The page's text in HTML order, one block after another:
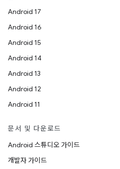
Android 17
Android 16
Android 15
Android 14
Android 13
Android 12
Android 11
문서 및 다운로드
Android 스튜디오 가이드
개발자 가이드